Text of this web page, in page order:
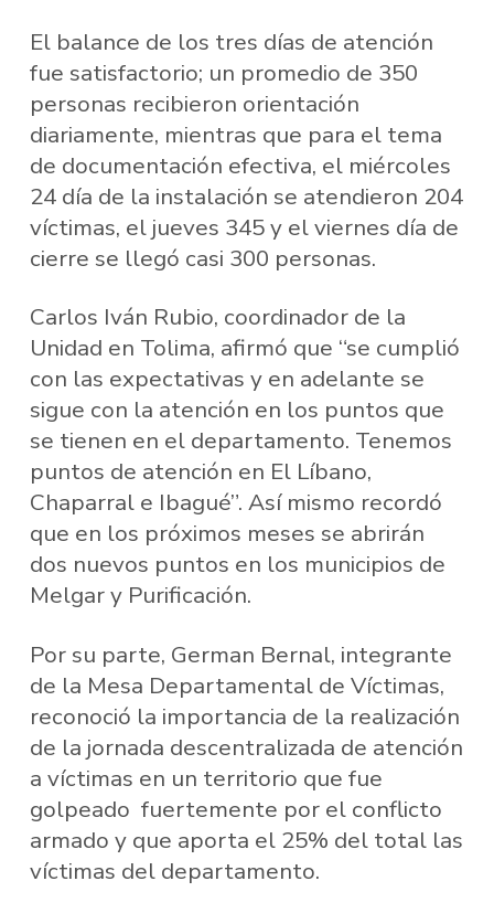
El balance de los tres días de atención
fue satisfactorio; un promedio de 350
personas recibieron orientación
diariamente, mientras que para el tema
de documentación efectiva, el miércoles
24 día de la instalación se atendieron 204
víctimas, el jueves 345 y el viernes día de
cierre se llegó casi 300 personas.
Carlos Iván Rubio, coordinador de la
Unidad en Tolima, afirmó que “se cumplió
con las expectativas y en adelante se
sigue con la atención en los puntos que
se tienen en el departamento. Tenemos
puntos de atención en El Líbano,
Chaparral e Ibagué”. Así mismo recordó
que en los próximos meses se abrirán
dos nuevos puntos en los municipios de
Melgar y Purificación.
Por su parte, German Bernal, integrante
de la Mesa Departamental de Víctimas,
reconoció la importancia de la realización
de la jornada descentralizada de atención
a víctimas en un territorio que fue
golpeado fuertemente por el conflicto
armado y que aporta el 25% del total las
víctimas del departamento.